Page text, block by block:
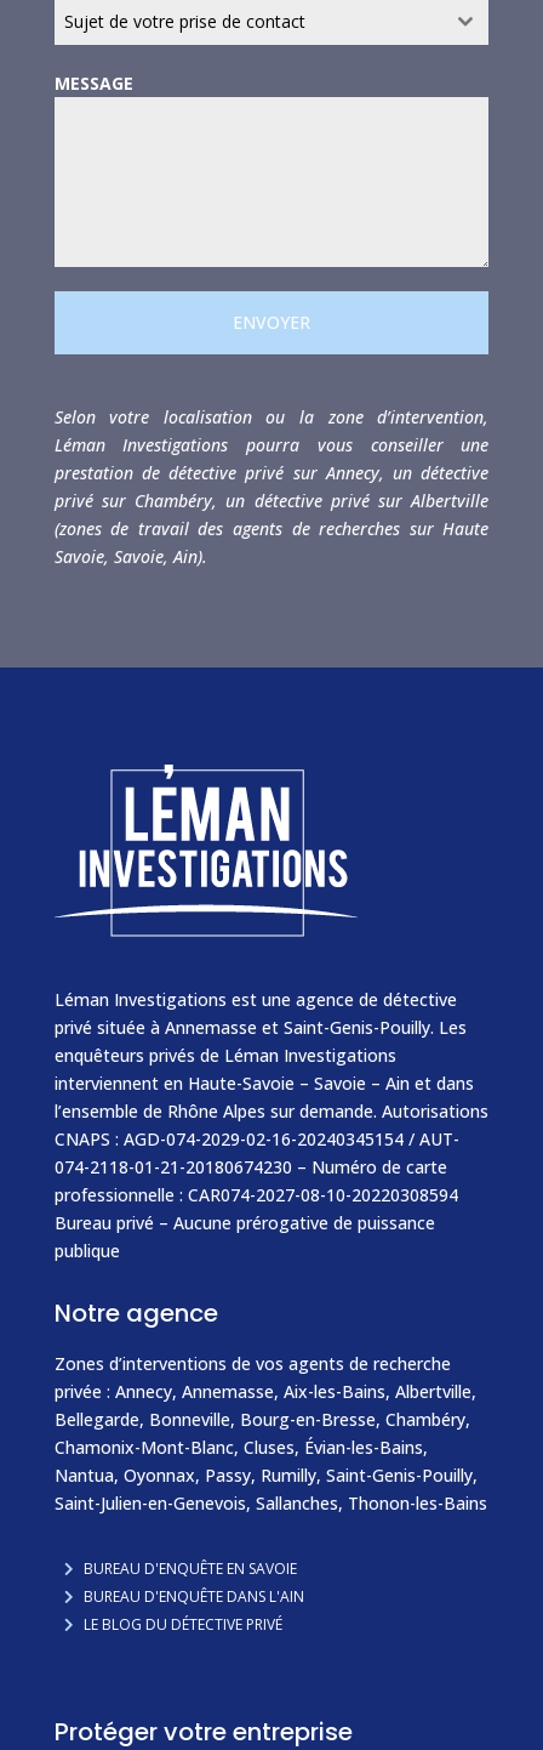
Sujet de votre prise de contact
MESSAGE
ENVOYER
Selon votre localisation ou la zone d’intervention,
Léman Investigations pourra vous conseiller une
prestation de détective privé sur Annecy, un détective
privé sur Chambéry, un détective privé sur Albertville
(zones de travail des agents de recherches sur Haute
Savoie, Savoie, Ain).
Léman Investigations est une agence de détective
privé située à Annemasse et Saint-Genis-Pouilly. Les
enquêteurs privés de Léman Investigations
interviennent en Haute-Savoie – Savoie – Ain et dans
l’ensemble de Rhône Alpes sur demande. Autorisations
CNAPS : AGD-074-2029-02-16-20240345154 / AUT-
074-2118-01-21-20180674230 – Numéro de carte
professionnelle : CAR074-2027-08-10-20220308594
Bureau privé – Aucune prérogative de puissance
publique
Notre agence
Zones d’interventions de vos agents de recherche
privée : Annecy, Annemasse, Aix-les-Bains, Albertville,
Bellegarde, Bonneville, Bourg-en-Bresse, Chambéry,
Chamonix-Mont-Blanc, Cluses, Évian-les-Bains,
Nantua, Oyonnax, Passy, Rumilly, Saint-Genis-Pouilly,
Saint-Julien-en-Genevois, Sallanches, Thonon-les-Bains
BUREAU D'ENQUÊTE EN SAVOIE
BUREAU D'ENQUÊTE DANS L'AIN
LE BLOG DU DÉTECTIVE PRIVÉ
Protéger votre entreprise